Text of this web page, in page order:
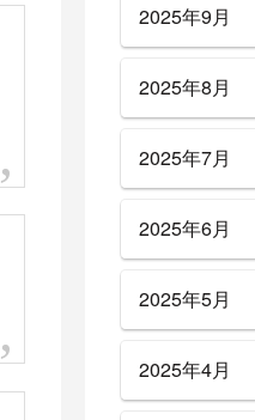
2025年9月
2025年8月
2025年7月
2025年6月
2025年5月
2025年4月